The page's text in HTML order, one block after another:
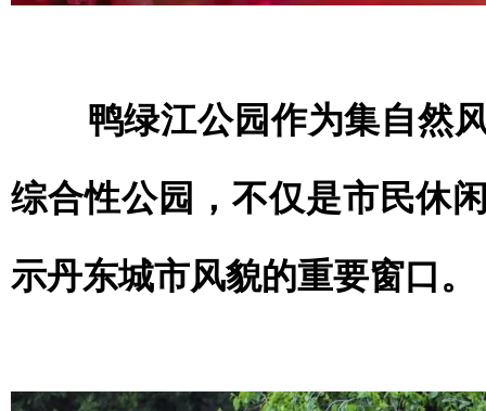
鸭绿江公园作为集自然风
综合性公园，不仅是市民休
示丹东城市风貌的重要窗口。